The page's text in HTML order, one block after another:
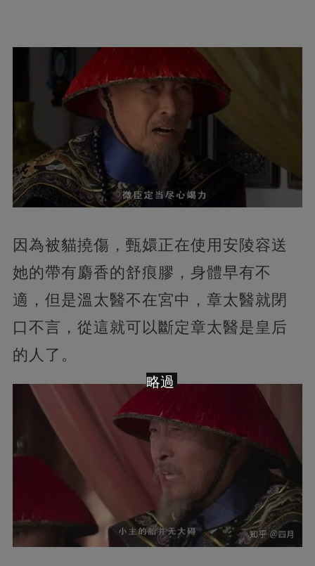
因為被貓撓傷，甄嬛正在使用安陵容送
她的帶有麝香的舒痕膠，身體早有不
適，但是溫太醫不在宮中，章太醫就閉
口不言，從這就可以斷定章太醫是皇后
的人了。
略過